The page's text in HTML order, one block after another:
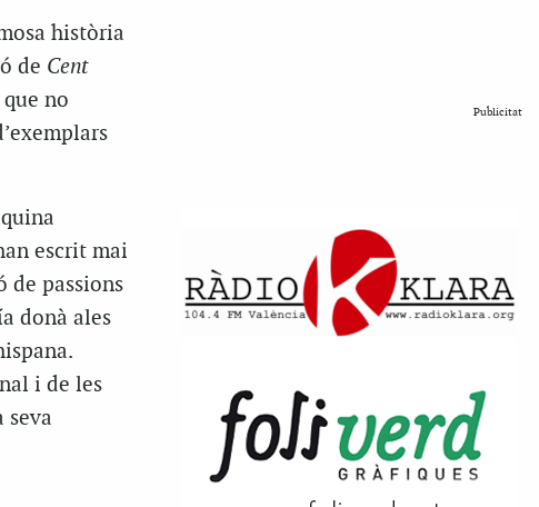
història
de Cent
no
escrit mai
de passions
donà ales
i de les
seva
Publicitat